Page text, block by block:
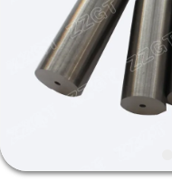
PRODUKTE
ÜBER